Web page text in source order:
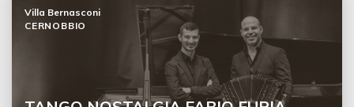
Villa Bernasconi
CERNOBBIO